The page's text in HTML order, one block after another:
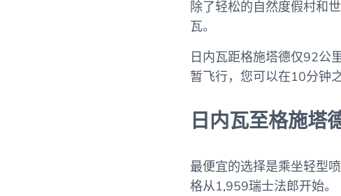
除了轻松的自然度假村和
瓦。
日内瓦距格施塔德仅92公
暂飞行，您可以在10分钟
日内瓦至格施塔
最便宜的选择是乘坐轻型
格从1,959瑞士法郎开始。